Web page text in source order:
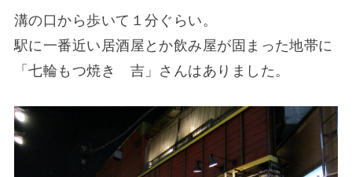
溝の口から歩いて１分ぐらい。
駅に一番近い居酒屋とか飲み屋が固まった地帯に
「七輪もつ焼き 吉」さんはありました。